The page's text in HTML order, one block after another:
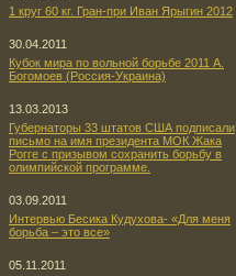
1 круг 60 кг. Гран-при Иван Ярыгин 2012
30.04.2011
Кубок мира по вольной борьбе 2011 А.
Богомоев (Россия-Украина)
13.03.2013
Губернаторы 33 штатов США подписали
письмо на имя президента МОК Жака
Рогге с призывом сохранить борьбу в
олимпийской программе.
03.09.2011
Интервью Бесика Кудухова- «Для меня
борьба – это все»
05.11.2011